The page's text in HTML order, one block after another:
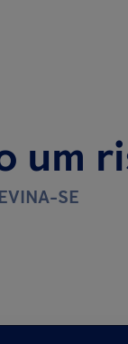
um
SE